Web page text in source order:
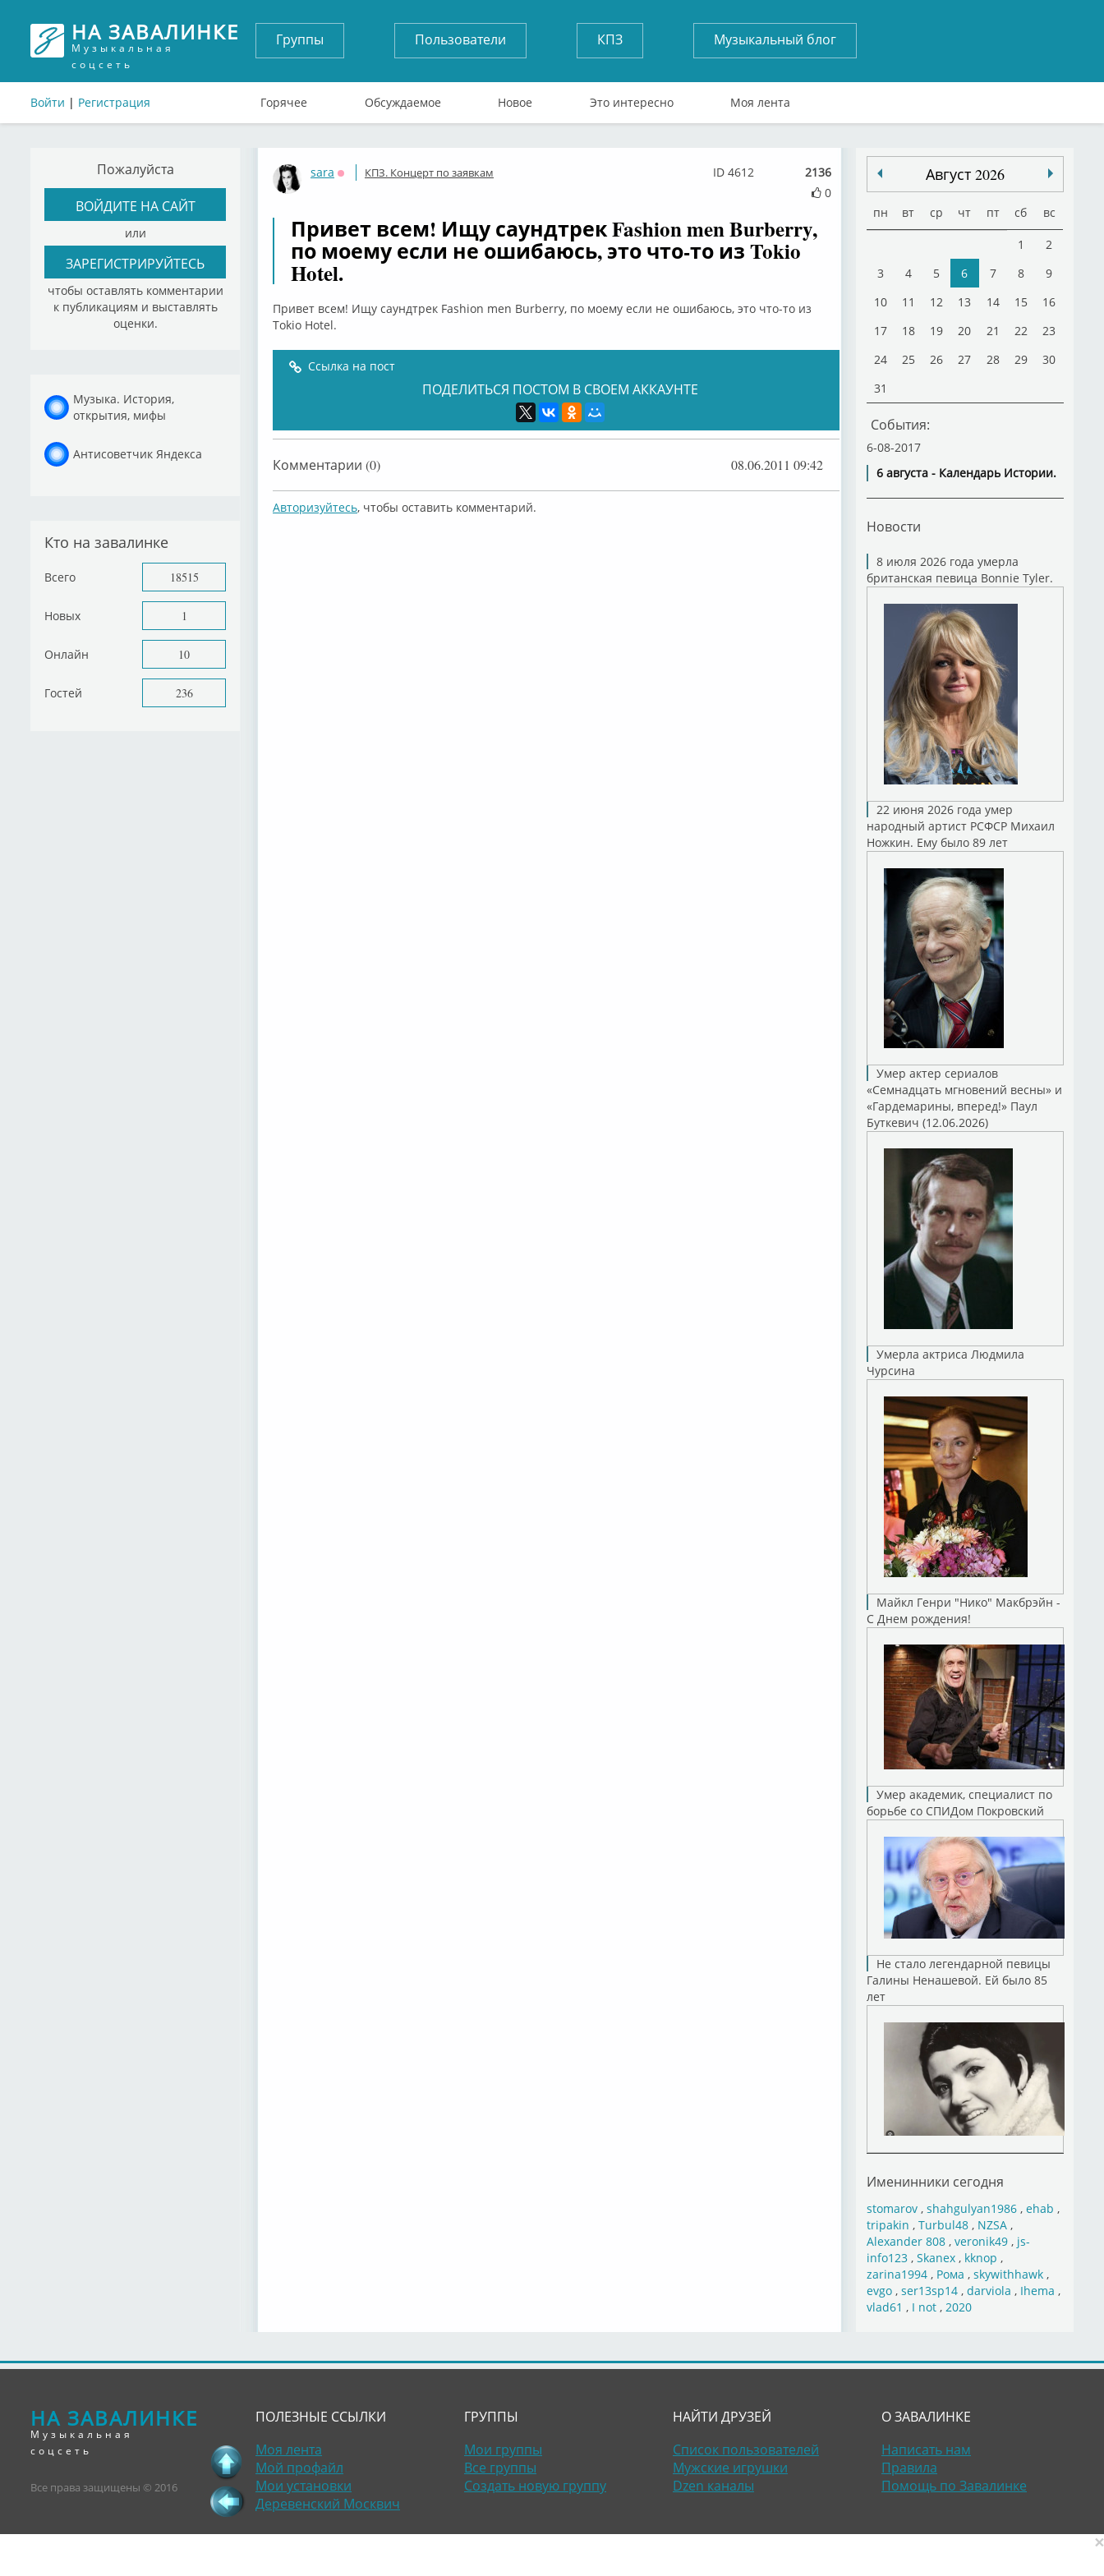
НА ЗАВАЛИНКЕ
Музыкальная
соцсеть
Войти | Регистрация
Группы Пользователи КПЗ Музыкальный блог
Горячее Обсуждаемое Новое Это интересно Моя лента
Пожалуйста
ВОЙДИТЕ НА САЙТ
или
ЗАРЕГИСТРИРУЙТЕСЬ
чтобы оставлять комментарии
к публикациям и выставлять
оценки.
Музыка. История,
открытия, мифы
Антисоветчик Яндекса
Кто на завалинке
Всего 18515
Новых 1
Онлайн 10
Гостей 236
sara
Оффлайн
КПЗ. Концерт по заявкам
2136
0
ID 4612
Привет всем! Ищу саундтрек Fashion men Burberry,
по моему если не ошибаюсь, это что-то из Tokio
Hotel.
Привет всем! Ищу саундтрек Fashion men Burberry, по моему если не ошибаюсь, это что-то из
Tokio Hotel.
Ссылка на пост
ПОДЕЛИТЬСЯ ПОСТОМ В СВОЕМ АККАУНТЕ
Комментарии (0) 08.06.2011 09:42
Авторизуйтесь, чтобы оставить комментарий.
Август 2026
пн вт ср чт пт сб вс
1
2
3
4 5 6 7 8
9
10
11 12 13 14 15
16
17
18 19 20 21 22
23
24
25 26 27 28 29
30
31
События:
6-08-2017
6 августа - Календарь Истории.
Новости
8 июля 2026 года умерла
британская певица Bonnie Tyler.
22 июня 2026 года умер
народный артист РСФСР Михаил
Ножкин. Ему было 89 лет
Умер актер сериалов
«Семнадцать мгновений весны» и
«Гардемарины, вперед!» Паул
Буткевич (12.06.2026)
Умерла актриса Людмила
Чурсина
Майкл Генри "Нико" Макбрэйн -
С Днем рождения!
Умер академик, специалист по
борьбе со СПИДом Покровский
Не стало легендарной певицы
Галины Ненашевой. Ей было 85
лет
Именинники сегодня
stomarov, shahgulyan1986, ehab ,
tripakin , Turbul48, NZSA,
Alexander 808, veronik49, js-
info123, Skanex, kknop ,
zarina1994, Рома , skywithhawk,
evgo, ser13sp14, darviola , Ihema ,
vlad61 , I not, 2020
НА ЗАВАЛИНКЕ
Музыкальная
соцсеть
Все права защищены © 2016
ПОЛЕЗНЫЕ ССЫЛКИ
Моя лента
Мой профайл
Мои установки
Деревенский Москвич
ГРУППЫ
Мои группы
Все группы
Создать новую группу
НАЙТИ ДРУЗЕЙ
Список пользователей
Мужские игрушки
Dzen каналы
О ЗАВАЛИНКЕ
Написать нам
Правила
Помощь по Завалинке
×